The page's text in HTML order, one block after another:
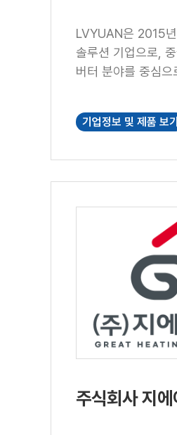
LVYUAN은 2015
솔루션 기업으로,
버터 분야를 중심으
려해 전력 변환부
스톱 전원 솔루션을 제공
게 대응하고 있으
기준으로 제품 라
설립하여 국내 시
을 시작했으며, 현
주요 국가에 운영
을 대상으로 안정
구축하고 있습니다. 또한 LVYUAN은 독립
적인 디자인 팀과
로 ESS(에너지 저
우르는 기술 역량을
기업정보 및 제품 보기
주식회사 지